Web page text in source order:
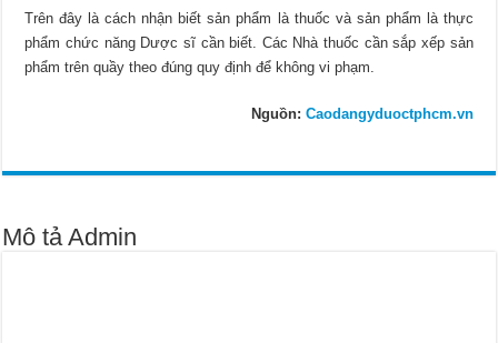
Trên đây là cách nhận biết sản phẩm là thuốc và sản phẩm là thực
phẩm chức năng Dược sĩ cần biết. Các Nhà thuốc cần sắp xếp sản
phẩm trên quầy theo đúng quy định để không vi phạm.
Nguồn: Caodangyduoctphcm.vn
Mô tả Admin